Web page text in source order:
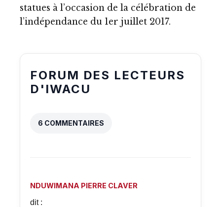
statues à l’occasion de la célébration de
l’indépendance du 1er juillet 2017.
FORUM DES LECTEURS
D'IWACU
6 COMMENTAIRES
NDUWIMANA PIERRE CLAVER
dit :